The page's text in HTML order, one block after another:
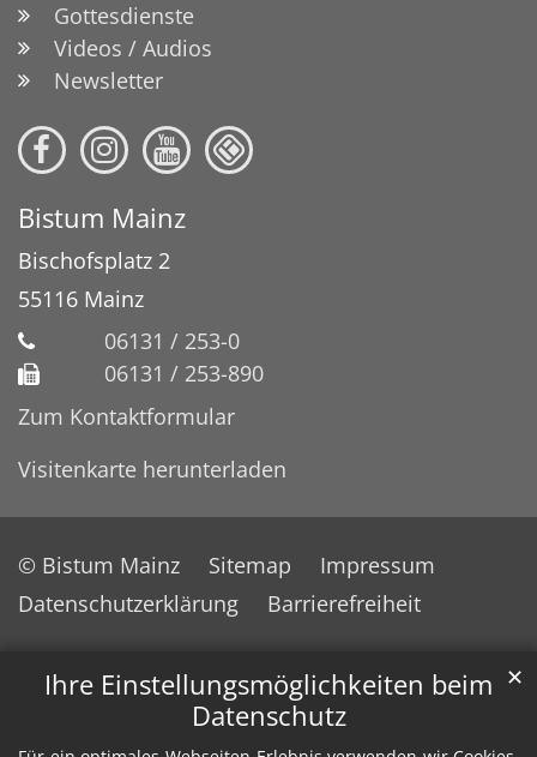
Ihre Einstellungsmöglichkeiten beim
Datenschutz
✕
Gottesdienste
Videos / Audios
Newsletter
Bistum Mainz
Bischofsplatz 2
55116 Mainz
06131 / 253-0
06131 / 253-890
Zum Kontaktformular
Visitenkarte herunterladen
© Bistum Mainz Sitemap
Impressum
Datenschutzerklärung
Barrierefreiheit